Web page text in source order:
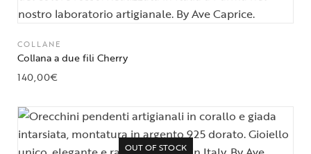
COLLANE
Collana a due fili Cherry
140,00€
OUT OF STOCK